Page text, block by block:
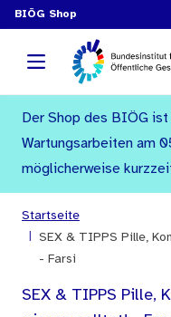
BIÖG Shop
Der Shop des BIÖG
Wartungsarbeiten am
möglicherweise
Startseite
SEX & TIPPS Pille,
- Farsi
SEX & TIPPS Pille,